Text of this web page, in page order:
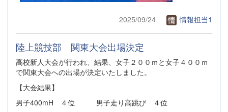
2025/09/24 情報担当1
陸上競技部 関東大会出場決定
高校新人大会が行われ、結果、女子２００ｍと女子４００ｍ
で関東大会への出場が決定いたしました。
【大会結果】
男子400mH ４位 男子走り高跳び ４位